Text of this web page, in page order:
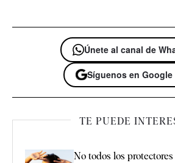
Únete al canal de
Síguenos en Google
TE PUEDE
No todos los